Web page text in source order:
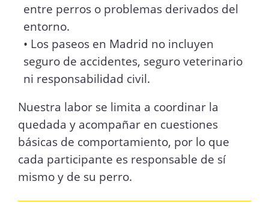
entre perros o problemas derivados del
entorno.
•⁠ ⁠Los paseos en Madrid no incluyen
seguro de accidentes, seguro veterinario
ni responsabilidad civil.
Nuestra labor se limita a coordinar la
quedada y acompañar en cuestiones
básicas de comportamiento, por lo que
cada participante es responsable de sí
mismo y de su perro.